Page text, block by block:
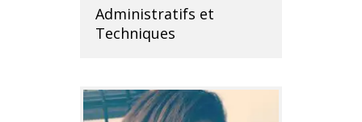
Administratifs et
Techniques